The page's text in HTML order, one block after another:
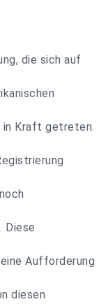
die sich auf
in Kraft getreten.
Diese
Aufforderung
diesen